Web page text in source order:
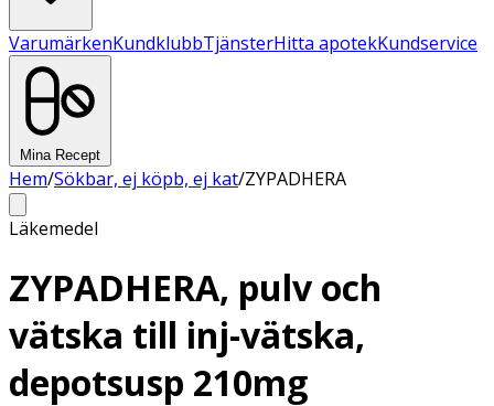
VarumärkenKundklubbTjänsterHitta apotekKundservice
Mina Recept
Hem/Sökbar, ej köpb, ej kat/ZYPADHERA
Läkemedel
ZYPADHERA, pulv och
vätska till inj-vätska,
depotsusp 210mg